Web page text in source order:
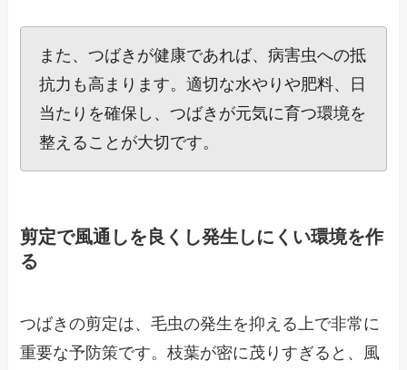
また、つばきが健康であれば、病害虫への抵
抗力も高まります。適切な水やりや肥料、日
当たりを確保し、つばきが元気に育つ環境を
整えることが大切です。
剪定で風通しを良くし発生しにくい環境を作
る
つばきの剪定は、毛虫の発生を抑える上で非常に
重要な予防策です。枝葉が密に茂りすぎると、風